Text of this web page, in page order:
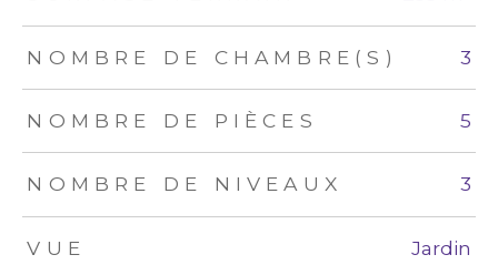
NOMBRE DE CHAMBRE(S) 3
NOMBRE DE PIÈCES 5
NOMBRE DE NIVEAUX 3
VUE Jardin